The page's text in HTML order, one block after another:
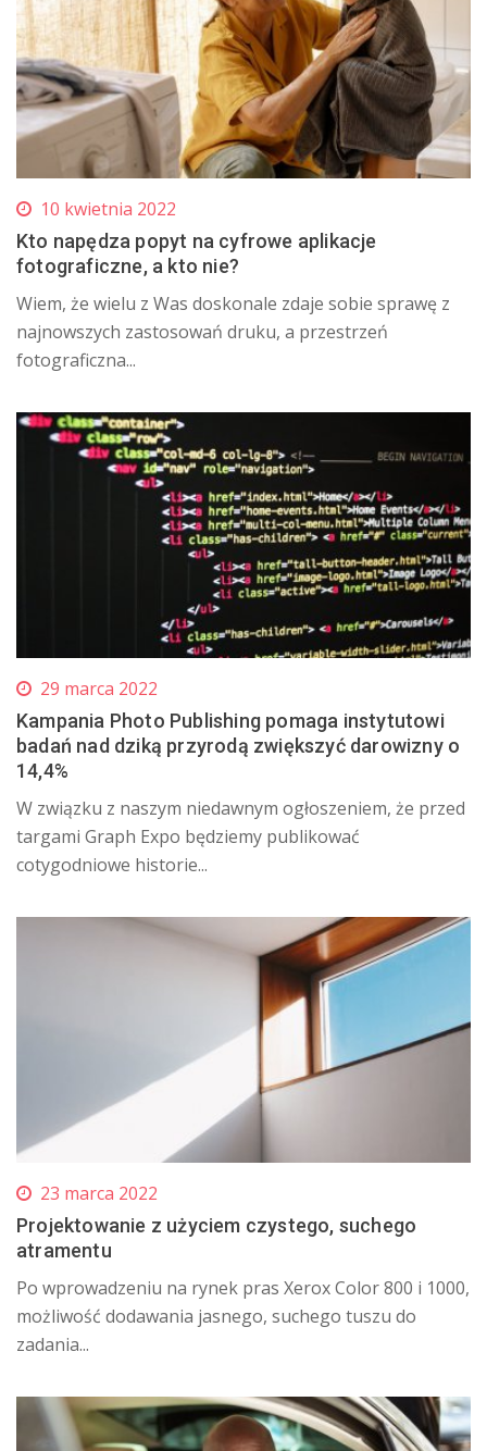
10 kwietnia 2022
Kto napędza popyt na cyfrowe aplikacje
fotograficzne, a kto nie?
Wiem, że wielu z Was doskonale zdaje sobie sprawę z
najnowszych zastosowań druku, a przestrzeń
fotograficzna...
29 marca 2022
Kampania Photo Publishing pomaga instytutowi
badań nad dziką przyrodą zwiększyć darowizny o
14,4%
W związku z naszym niedawnym ogłoszeniem, że przed
targami Graph Expo będziemy publikować
cotygodniowe historie...
23 marca 2022
Projektowanie z użyciem czystego, suchego
atramentu
Po wprowadzeniu na rynek pras Xerox Color 800 i 1000,
możliwość dodawania jasnego, suchego tuszu do
zadania...